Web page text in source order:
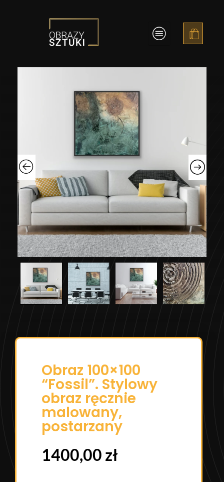
Obraz 100×100
“Fossil”. Stylowy
obraz ręcznie
malowany,
postarzany
1400,00 zł